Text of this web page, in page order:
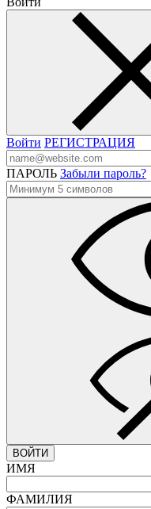
Войти РЕГИСТРАЦИЯ
ПАРОЛЬ Забыли пароль?
ВОЙТИ
ИМЯ
ФАМИЛИЯ